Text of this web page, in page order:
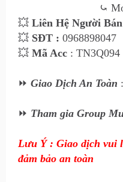
⤿
💥 Liên Hệ Người Bán
💥 SĐT : 0968898047
💥 Mã Acc : TN3Q094
⏩ Giao Dịch An Toàn :
⏩ Tham gia Group
Lưu Ý : Giao dịch vui
đảm bảo an toàn